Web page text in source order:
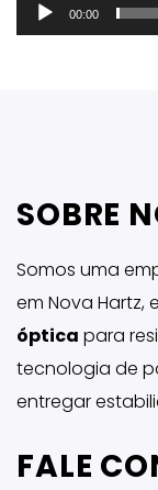
00:00
SOBRE
Somos uma
em Nova Hartz,
óptica para
tecnologia de
entregar
FALE